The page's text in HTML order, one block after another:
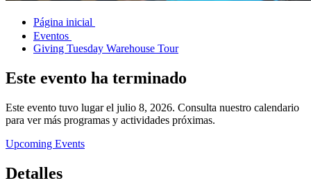
Página inicial
Eventos
Giving Tuesday Warehouse Tour
Este evento ha terminado
Este evento tuvo lugar el julio 8, 2026. Consulta nuestro calendario
para ver más programas y actividades próximas.
Upcoming Events
Detalles